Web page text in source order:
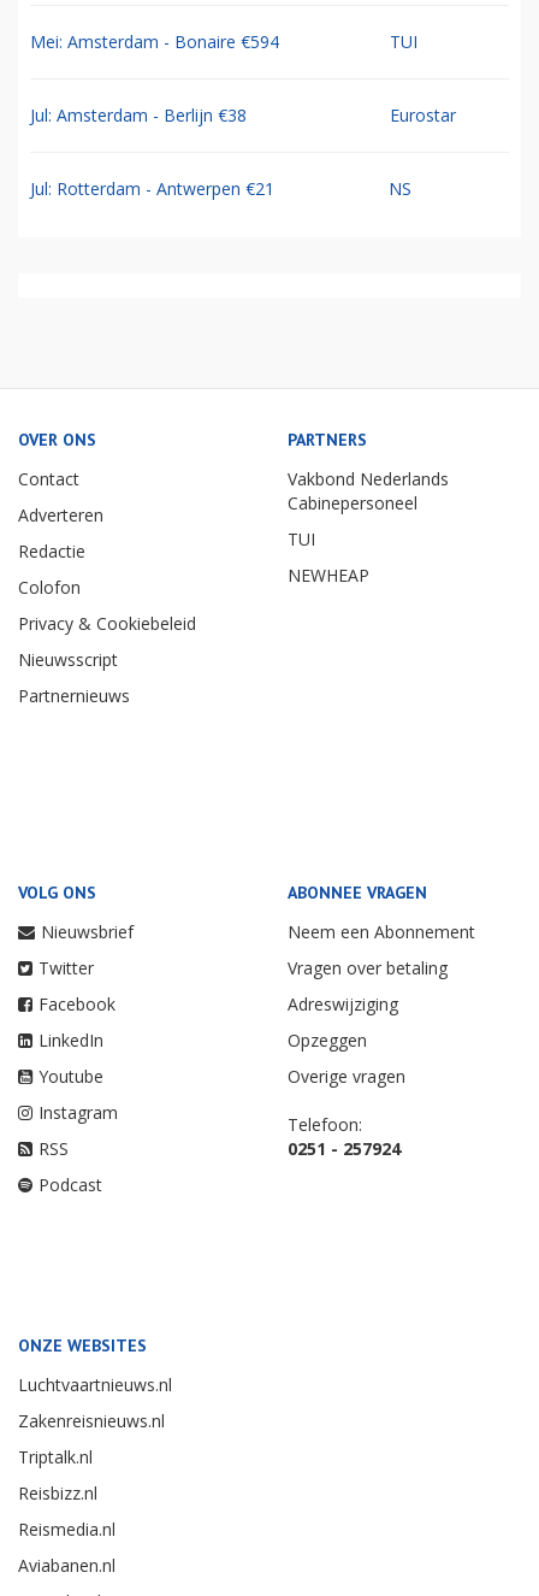
Mei: Amsterdam - Bonaire €594 TUI
Jul: Amsterdam - Berlijn €38 Eurostar
Jul: Rotterdam - Antwerpen €21 NS
OVER ONS
Contact
Adverteren
Redactie
Colofon
Privacy & Cookiebeleid
Nieuwsscript
Partnernieuws
PARTNERS
Vakbond Nederlands
Cabinepersoneel
TUI
NEWHEAP
VOLG ONS
Nieuwsbrief
Twitter
Facebook
LinkedIn
Youtube
Instagram
RSS
Podcast
ABONNEE VRAGEN
Neem een Abonnement
Vragen over betaling
Adreswijziging
Opzeggen
Overige vragen
Telefoon:
0251 - 257924
ONZE WEBSITES
Luchtvaartnieuws.nl
Zakenreisnieuws.nl
Triptalk.nl
Reisbizz.nl
Reismedia.nl
Aviabanen.nl